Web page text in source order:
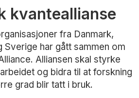
kvanteallianse
fra Danmark,
Sverige har gått sammen om
Alliansen skal styrke
og bidra til at forskning
grad blir tatt i bruk.